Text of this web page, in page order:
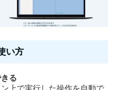
い方
る
上で実行した操作を自動で